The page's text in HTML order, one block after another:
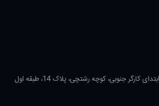
میدان انقلاب، ابتدای کارگر جنوبی، کوچه رشتچی، پلاک 14، طبقه اول